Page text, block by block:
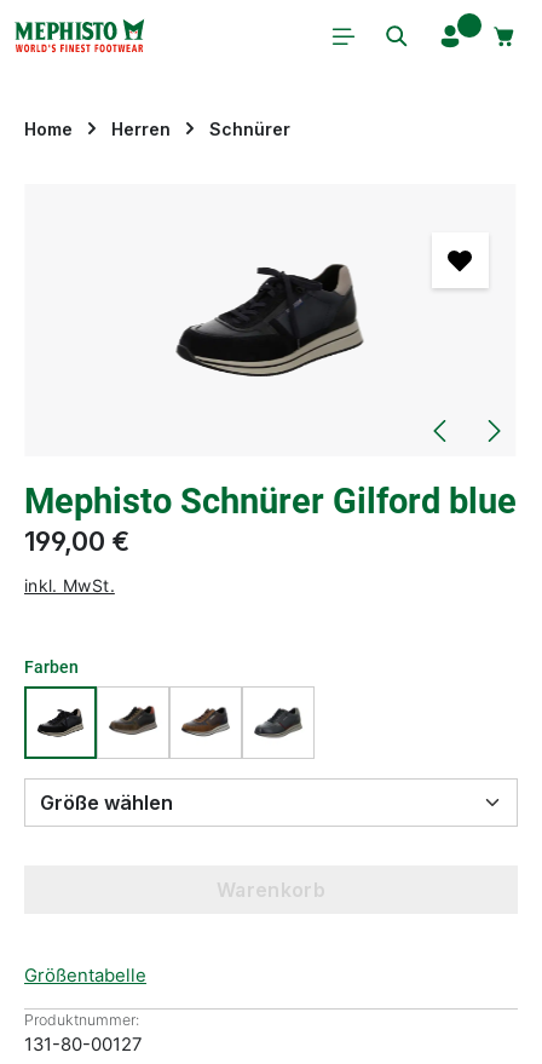
Zum Hauptinhalt springen
Home Herren Schnürer
Mephisto Schnürer Gilford blue
199,00 €
inkl. MwSt.
Farben
Größe wählen
Warenkorb
Größentabelle
Produktnummer:
131-80-00127